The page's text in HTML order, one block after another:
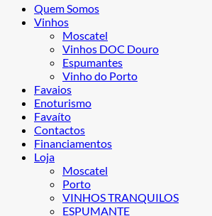
Quem Somos
Vinhos
Moscatel
Vinhos DOC Douro
Espumantes
Vinho do Porto
Favaios
Enoturismo
Favaíto
Contactos
Financiamentos
Loja
Moscatel
Porto
VINHOS TRANQUILOS
ESPUMANTE